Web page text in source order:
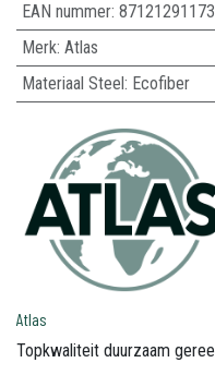
EAN nummer:
Merk: Atlas
Materiaal Steel: Ecofiber
Atlas
Topkwaliteit duurzaam